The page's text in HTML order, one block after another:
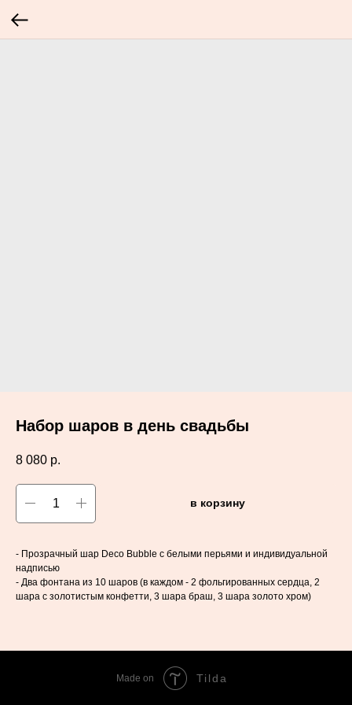
Набор шаров в день свадьбы
8 080 р.
в корзину
- Прозрачный шар Deco Bubble c белыми перьями и индивидуальной
надписью
- Два фонтана из 10 шаров (в каждом - 2 фольгированных сердца, 2
шара с золотистым конфетти, 3 шара браш, 3 шара золото хром)
Made on Tilda